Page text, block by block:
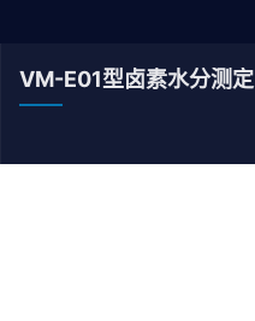
VM-E01型卤素水分测定
仪(0.0001g/0.1mg)